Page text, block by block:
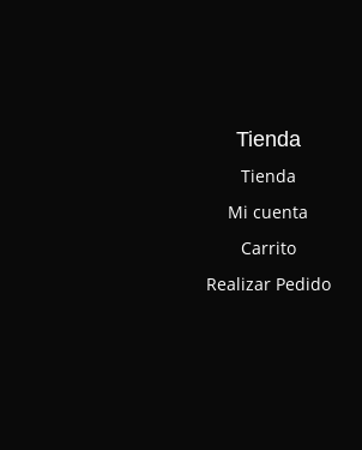
Tienda
Tienda
Mi cuenta
Carrito
Realizar Pedido